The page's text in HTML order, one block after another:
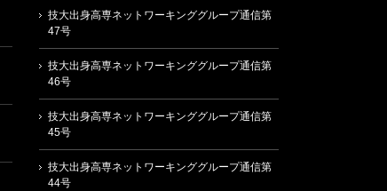
技大出身高専ネットワーキンググループ通信第
47号
技大出身高専ネットワーキンググループ通信第
46号
技大出身高専ネットワーキンググループ通信第
45号
技大出身高専ネットワーキンググループ通信第
44号